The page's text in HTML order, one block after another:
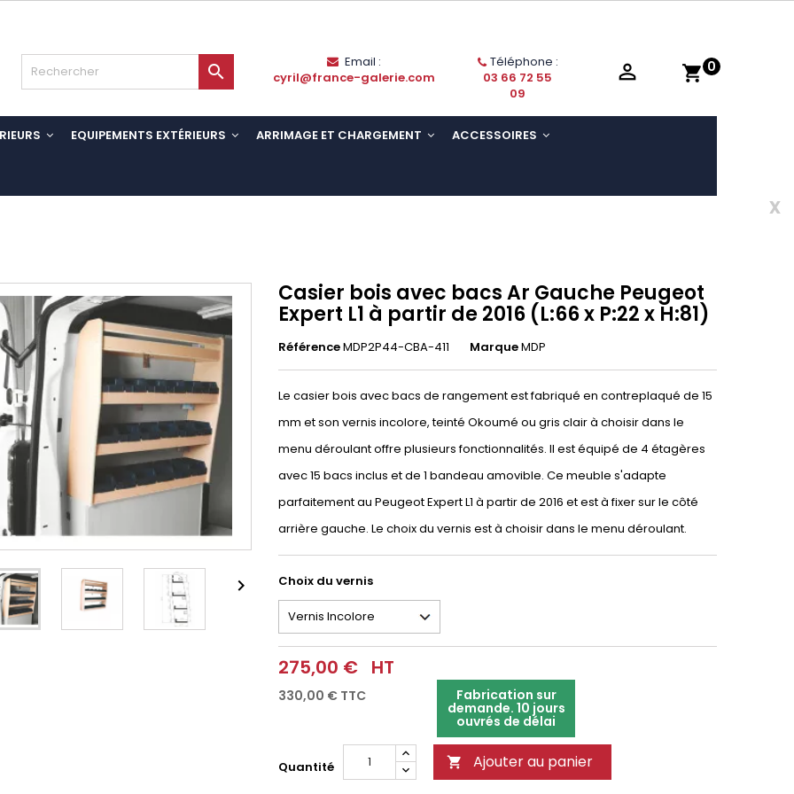
shopping_cart 0

Email :
cyril@france-galerie.com
Téléphone :
03 66 72 55
09

EQUIPEMENTS EXTÉRIEURS ARRIMAGE ET CHARGEMENT ACCESSOIRES
x

Casier bois avec bacs Ar Gauche Peugeot
Expert L1 à partir de 2016 (L:66 x P:22 x H:81)
RéférenceMDP2P44-CBA-411 MarqueMDP
Le casier bois avec bacs de rangement est fabriqué en contreplaqué de 15
mm et son vernis incolore, teinté Okoumé ou gris clair à choisir dans le
menu déroulant offre plusieurs fonctionnalités. Il est équipé de 4 étagères
avec 15 bacs inclus et de 1 bandeau amovible. Ce meuble s'adapte
parfaitement au Peugeot Expert L1 à partir de 2016 et est à fixer sur le côté
arrière gauche. Le choix du vernis est à choisir dans le menu déroulant.
Choix du vernis
275,00 € HT
330,00 € TTC Fabrication sur
demande. 10 jours
ouvrés de délai
Quantité  Ajouter au panier